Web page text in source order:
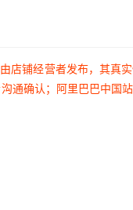
店铺经营者发布，其真
通确认；阿里巴巴中国